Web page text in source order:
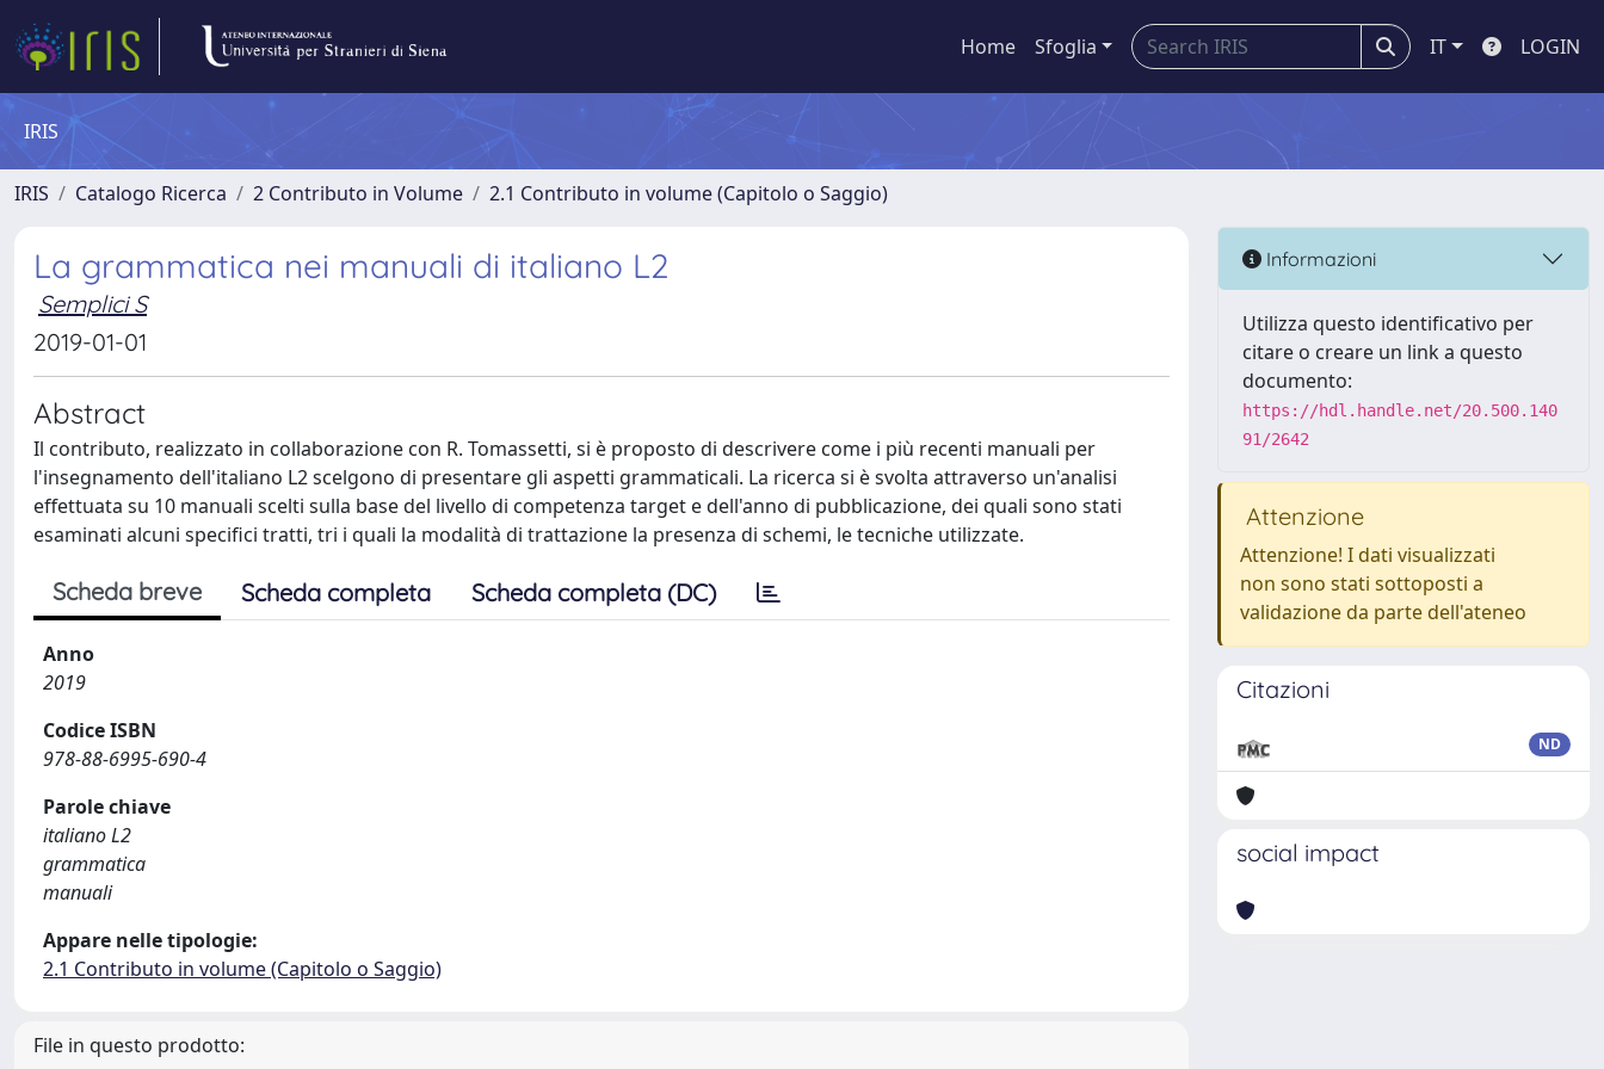
Home Sfoglia IT LOGIN
IRIS
IRIS Catalogo Ricerca 2 Contributo in Volume 2.1 Contributo in volume (Capitolo o Saggio)
La grammatica nei manuali di italiano L2
Semplici S
2019-01-01
Abstract
Il contributo, realizzato in collaborazione con R. Tomassetti, si è proposto di descrivere come i più recenti manuali per
l'insegnamento dell'italiano L2 scelgono di presentare gli aspetti grammaticali. La ricerca si è svolta attraverso un'analisi
effettuata su 10 manuali scelti sulla base del livello di competenza target e dell'anno di pubblicazione, dei quali sono stati
esaminati alcuni specifici tratti, tri i quali la modalità di trattazione la presenza di schemi, le tecniche utilizzate.
Scheda breve Scheda completa Scheda completa (DC)
Anno
2019
Codice ISBN
978-88-6995-690-4
Parole chiave
italiano L2
grammatica
manuali
Appare nelle tipologie:
2.1 Contributo in volume (Capitolo o Saggio)
File in questo prodotto:
Informazioni
Utilizza questo identificativo per
citare o creare un link a questo
documento:
https://hdl.handle.net/20.500.140
91/2642
Attenzione
Attenzione! I dati visualizzati
non sono stati sottoposti a
validazione da parte dell'ateneo
Citazioni
ND
social impact